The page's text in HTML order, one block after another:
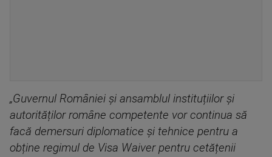
„Guvernul României și ansamblul instituțiilor și
autorităților române competente vor continua să
facă demersuri diplomatice și tehnice pentru a
obține regimul de Visa Waiver pentru cetățenii